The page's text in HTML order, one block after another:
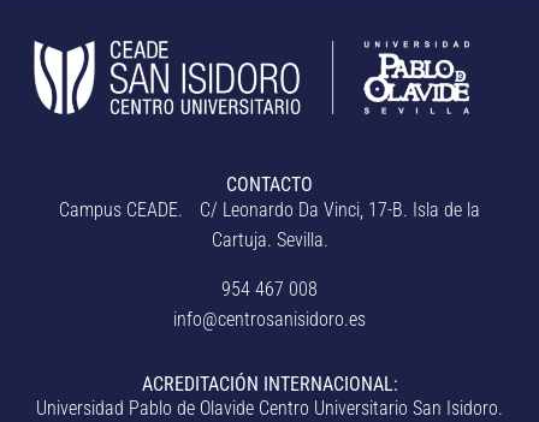
CONTACTO
Campus CEADE. C/ Leonardo Da Vinci, 17-B. Isla de la
Cartuja. Sevilla.
954 467 008
info@centrosanisidoro.es
ACREDITACIÓN INTERNACIONAL:
Universidad Pablo de Olavide Centro Universitario San Isidoro.